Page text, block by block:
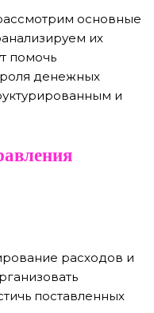
основные
их
помочь
денежных
и
расходов и
поставленных